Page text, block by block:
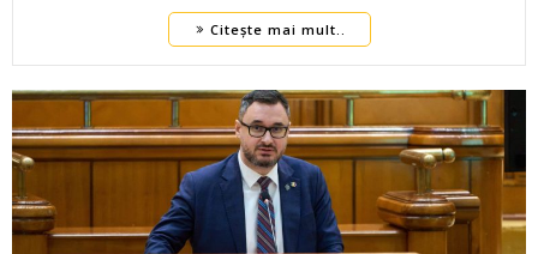
Citește mai mult..